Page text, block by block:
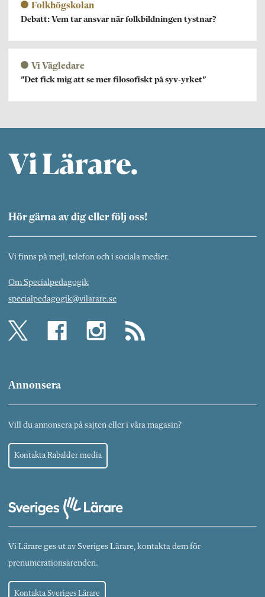
Folkhögskolan
Debatt: Vem tar ansvar när folkbildningen tystnar?
Vi Vägledare
”Det fick mig att se mer filosofiskt på syv-yrket”
Hör gärna av dig eller följ oss!
Vi finns på mejl, telefon och i sociala medier.
Om Specialpedagogik
specialpedagogik@vilarare.se
Annonsera
Vill du annonsera på sajten eller i våra magasin?
Kontakta Rabalder media
Vi Lärare ges ut av Sveriges Lärare, kontakta dem för
prenumerationsärenden.
Kontakta Sveriges Lärare